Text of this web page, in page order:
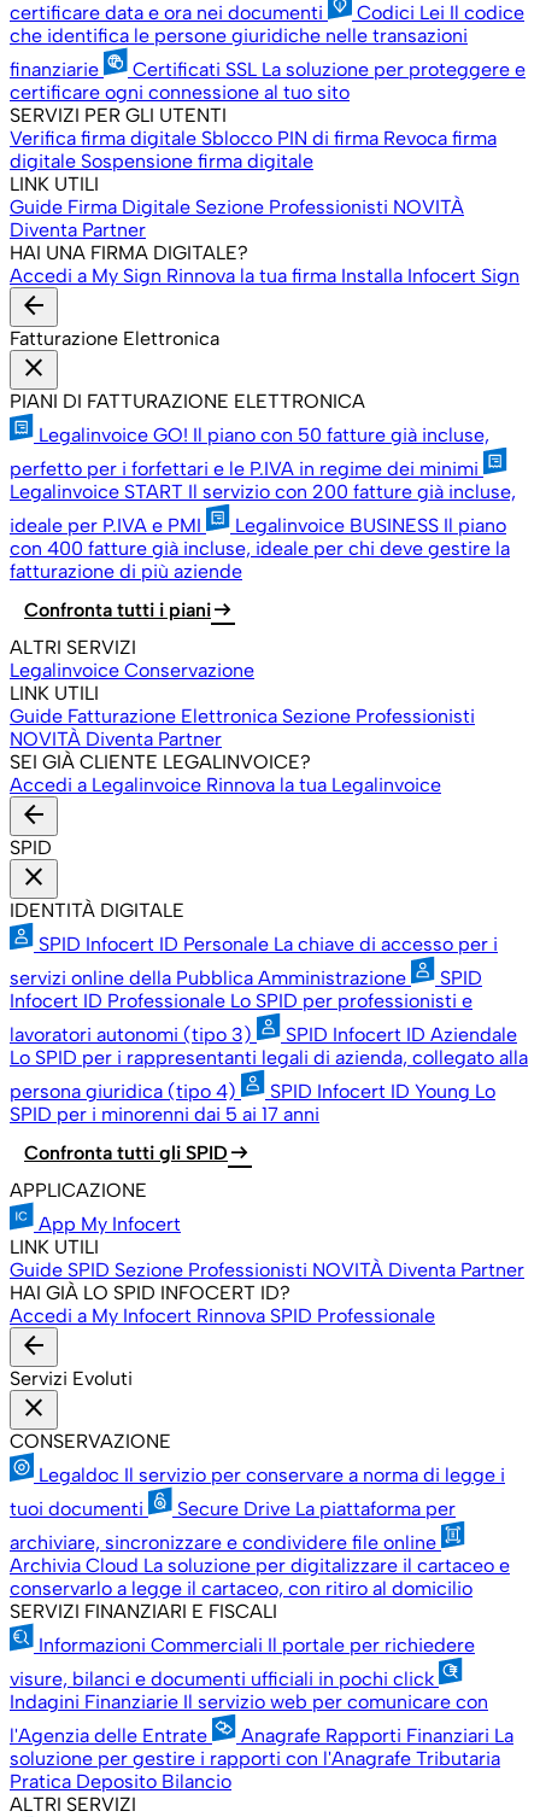
certificare data e ora nei documenti
Codici Lei Il codice
che identifica le persone giuridiche nelle transazioni
finanziarie
Certificati SSL La soluzione per proteggere e
certificare ogni connessione al tuo sito
SERVIZI PER GLI UTENTI
Verifica firma digitale Sblocco PIN di firma Revoca firma
digitale Sospensione firma digitale
LINK UTILI
Guide Firma Digitale Sezione Professionisti NOVITÀ
Diventa Partner
HAI UNA FIRMA DIGITALE?
Accedi a My Sign Rinnova la tua firma Installa Infocert Sign
arrow_back
Fatturazione Elettronica
close
PIANI DI FATTURAZIONE ELETTRONICA
Legalinvoice GO! Il piano con 50 fatture già incluse,
perfetto per i forfettari e le P.IVA in regime dei minimi
Legalinvoice START Il servizio con 200 fatture già incluse,
ideale per P.IVA e PMI
Legalinvoice BUSINESS Il piano
con 400 fatture già incluse, ideale per chi deve gestire la
fatturazione di più aziende
Confronta tutti i pianiarrow_right_alt
ALTRI SERVIZI
Legalinvoice Conservazione
LINK UTILI
Guide Fatturazione Elettronica Sezione Professionisti
NOVITÀ Diventa Partner
SEI GIÀ CLIENTE LEGALINVOICE?
Accedi a Legalinvoice Rinnova la tua Legalinvoice
arrow_back
SPID
close
IDENTITÀ DIGITALE
SPID Infocert ID Personale La chiave di accesso per i
servizi online della Pubblica Amministrazione
SPID
Infocert ID Professionale Lo SPID per professionisti e
lavoratori autonomi (tipo 3)
SPID Infocert ID Aziendale
Lo SPID per i rappresentanti legali di azienda, collegato alla
persona giuridica (tipo 4)
SPID Infocert ID Young Lo
SPID per i minorenni dai 5 ai 17 anni
Confronta tutti gli SPID arrow_right_alt
APPLICAZIONE
App My Infocert
LINK UTILI
Guide SPID Sezione Professionisti NOVITÀ Diventa Partner
HAI GIÀ LO SPID INFOCERT ID?
Accedi a My Infocert Rinnova SPID Professionale
arrow_back
Servizi Evoluti
close
CONSERVAZIONE
Legaldoc Il servizio per conservare a norma di legge i
tuoi documenti
Secure Drive La piattaforma per
archiviare, sincronizzare e condividere file online
Archivia Cloud La soluzione per digitalizzare il cartaceo e
conservarlo a legge il cartaceo, con ritiro al domicilio
SERVIZI FINANZIARI E FISCALI
Informazioni Commerciali Il portale per richiedere
visure, bilanci e documenti ufficiali in pochi click
Indagini Finanziarie Il servizio web per comunicare con
l'Agenzia delle Entrate
Anagrafe Rapporti Finanziari La
soluzione per gestire i rapporti con l'Anagrafe Tributaria
Pratica Deposito Bilancio
ALTRI SERVIZI